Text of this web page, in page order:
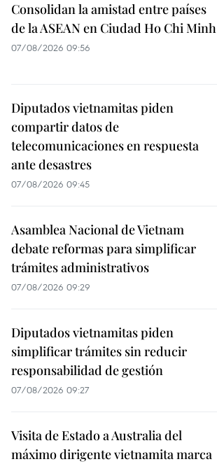
Consolidan la amistad entre países
de la ASEAN en Ciudad Ho Chi Minh
07/08/2026 09:56
Diputados vietnamitas piden
compartir datos de
telecomunicaciones en respuesta
ante desastres
07/08/2026 09:45
Asamblea Nacional de Vietnam
debate reformas para simplificar
trámites administrativos
07/08/2026 09:29
Diputados vietnamitas piden
simplificar trámites sin reducir
responsabilidad de gestión
07/08/2026 09:27
Visita de Estado a Australia del
máximo dirigente vietnamita marca